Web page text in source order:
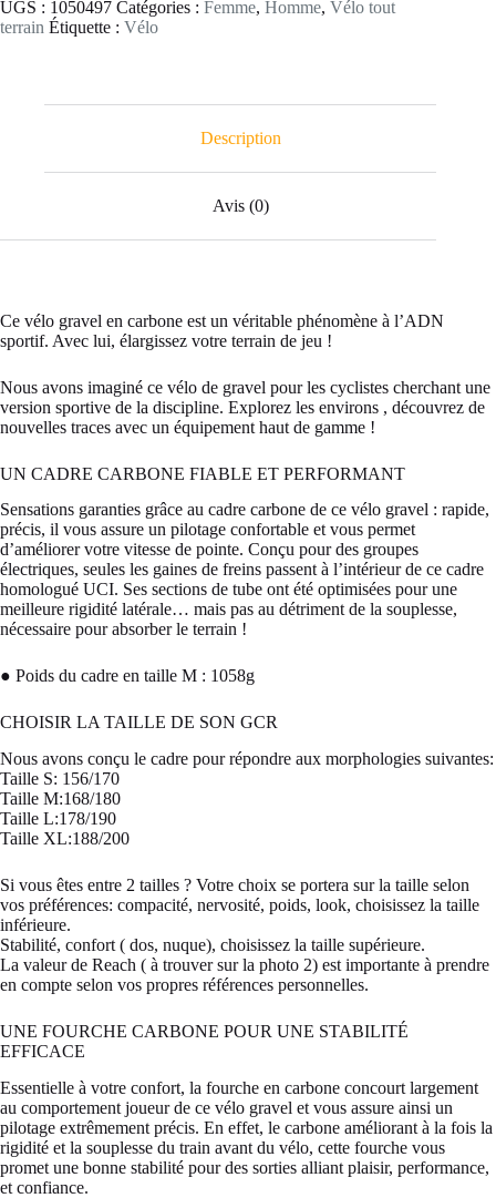
Roues
REYNOLDS
UGS : 1050497 Catégories : Femme, Homme, Vélo tout
terrain Étiquette : Vélo
Description
Avis (0)
Ce vélo gravel en carbone est un véritable phénomène à l’ADN
sportif. Avec lui, élargissez votre terrain de jeu !
Nous avons imaginé ce vélo de gravel pour les cyclistes cherchant une
version sportive de la discipline. Explorez les environs , découvrez de
nouvelles traces avec un équipement haut de gamme !
UN CADRE CARBONE FIABLE ET PERFORMANT
Sensations garanties grâce au cadre carbone de ce vélo gravel : rapide,
précis, il vous assure un pilotage confortable et vous permet
d’améliorer votre vitesse de pointe. Conçu pour des groupes
électriques, seules les gaines de freins passent à l’intérieur de ce cadre
homologué UCI. Ses sections de tube ont été optimisées pour une
meilleure rigidité latérale… mais pas au détriment de la souplesse,
nécessaire pour absorber le terrain !
● Poids du cadre en taille M : 1058g
CHOISIR LA TAILLE DE SON GCR
Nous avons conçu le cadre pour répondre aux morphologies suivantes:
Taille S: 156/170
Taille M:168/180
Taille L:178/190
Taille XL:188/200
Si vous êtes entre 2 tailles ? Votre choix se portera sur la taille selon
vos préférences: compacité, nervosité, poids, look, choisissez la taille
inférieure.
Stabilité, confort ( dos, nuque), choisissez la taille supérieure.
La valeur de Reach ( à trouver sur la photo 2) est importante à prendre
en compte selon vos propres références personnelles.
UNE FOURCHE CARBONE POUR UNE STABILITÉ
EFFICACE
Essentielle à votre confort, la fourche en carbone concourt largement
au comportement joueur de ce vélo gravel et vous assure ainsi un
pilotage extrêmement précis. En effet, le carbone améliorant à la fois la
rigidité et la souplesse du train avant du vélo, cette fourche vous
promet une bonne stabilité pour des sorties alliant plaisir, performance,
et confiance.